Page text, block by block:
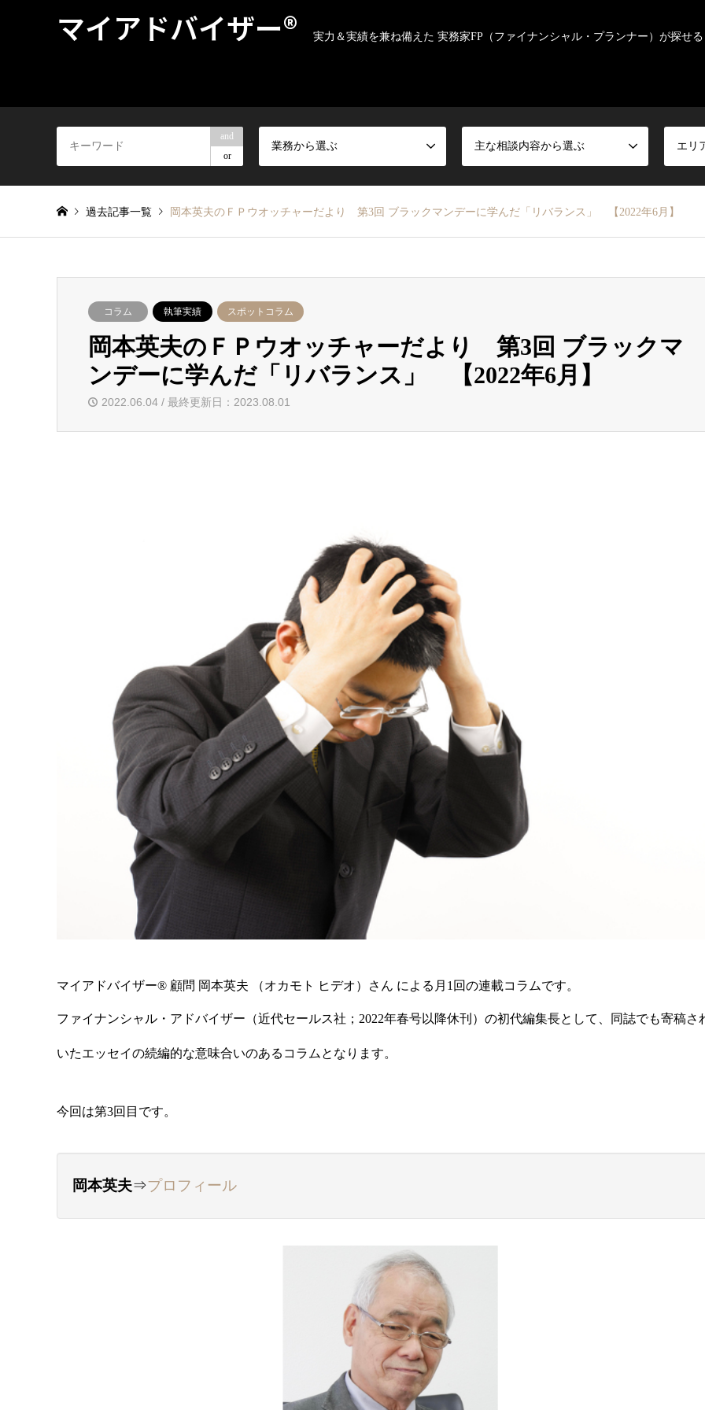
マイアドバイザー® 実力＆実績を兼ね備えた 実務家FP（ファイナンシャル・プランナー）が探せ
and
or
業務から選ぶ 主な相談内容から選ぶ エリ
過去記事一覧 岡本英夫のＦＰウオッチャーだより 第3回 ブラックマンデーに学んだ「リバランス」 【2022年6月】
コラム 執筆実績 スポットコラム
岡本英夫のＦＰウオッチャーだより 第3回 ブラックマ
ンデーに学んだ「リバランス」 【2022年6月】
2022.06.04 / 最終更新日：2023.08.01
マイアドバイザー® 顧問 岡本英夫 （オカモト ヒデオ）さん による月1回の連載コラムです。
ファイナンシャル・アドバイザー（近代セールス社；2022年春号以降休刊）の初代編集長として、同誌でも寄稿さ
いたエッセイの続編的な意味合いのあるコラムとなります。
今回は第3回目です。
岡本英夫⇒プロフィール